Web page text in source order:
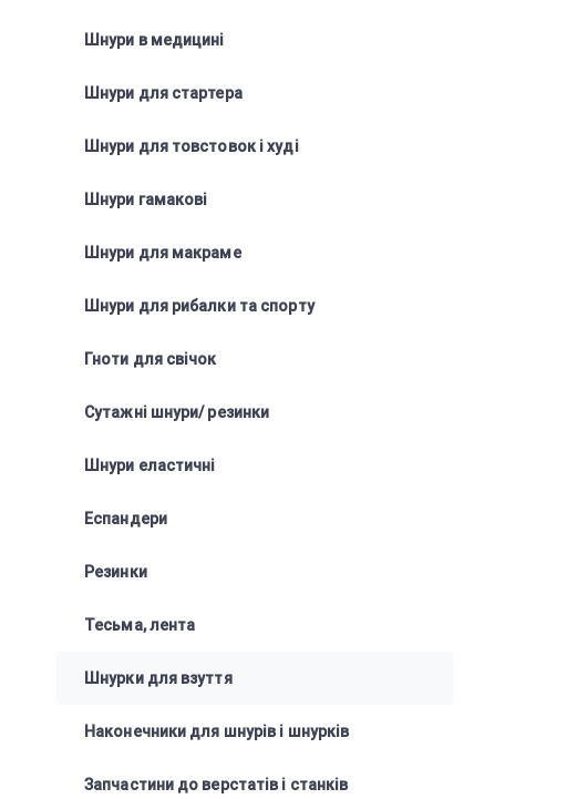
Шнури в медицині
Шнури для стартера
Шнури для товстовок і худі
Шнури гамакові
Шнури для макраме
Шнури для рибалки та спорту
Гноти для свічок
Сутажні шнури/ резинки
Шнури еластичні
Еспандери
Резинки
Тесьма, лента
Шнурки для взуття
Наконечники для шнурів і шнурків
Запчастини до верстатів і станків